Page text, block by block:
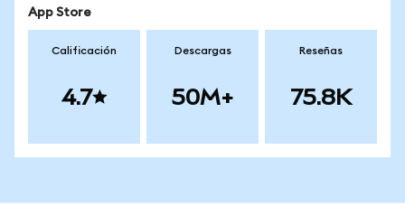
App Store
Calificación
4.7
Descargas
50M+
Reseñas
75.8K